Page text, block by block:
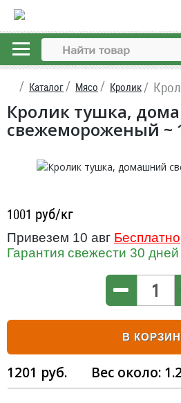
Каталог Мясо Кролик
Кролик тушка,
свежемороженый ~
1001 руб/кг
Привезем 10 авг Бесплатно
Гарантия свежести 30 дней
В
1201 руб. Вес около: 1.2